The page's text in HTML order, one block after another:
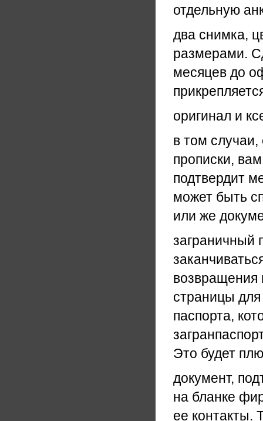
отдельную
два снимка,
размерами.
месяцев до
оригинал и
в том
прописки,
подтвердит
может быть
или же
заграничный
возвращения
страницы
паспорта,
Это будет
документ,
на бланке
ее контакты.